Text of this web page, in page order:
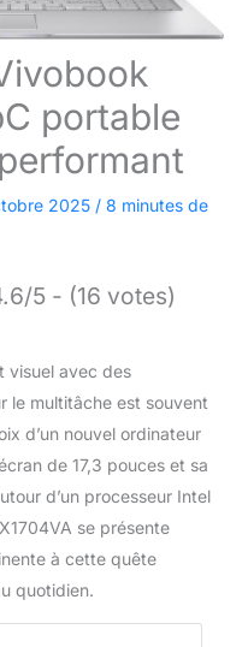
portable
2025 / 8 minutes de
5 - (16 votes)
visuel avec des
le multitâche est souvent
d’un nouvel ordinateur
de 17,3 pouces et sa
d’un processeur Intel
se présente
à cette quête
quotidien.